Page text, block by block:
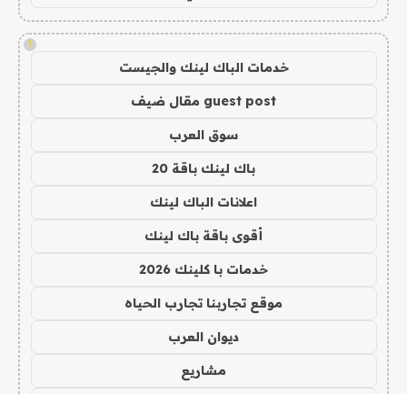
!
خدمات الباك لينك والجيست
guest post مقال ضيف
سوق العرب
باك لينك باقة 20
اعلانات الباك لينك
أقوى باقة باك لينك
خدمات با كلينك 2026
موقع تجاربنا تجارب الحياه
ديوان العرب
مشاريع